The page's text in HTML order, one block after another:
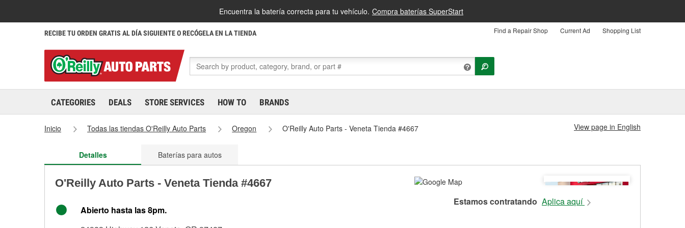
Encuentra la batería correcta para tu vehículo. Compra baterías SuperStart
RECIBE TU ORDEN GRATIS AL DÍA SIGUIENTE O RECÓGELA EN LA TIENDA Find a Repair Shop Current Ad Shopping List
CATEGORIES DEALS STORE SERVICES HOW TO BRANDS
Inicio Todas las tiendas O'Reilly Auto Parts Oregon O'Reilly Auto Parts - Veneta Tienda #4667 View page in English
Detalles Baterías para autos
O'Reilly Auto Parts - Veneta Tienda #4667
Abierto hasta las 8pm.
Estamos contratando Aplica aquí